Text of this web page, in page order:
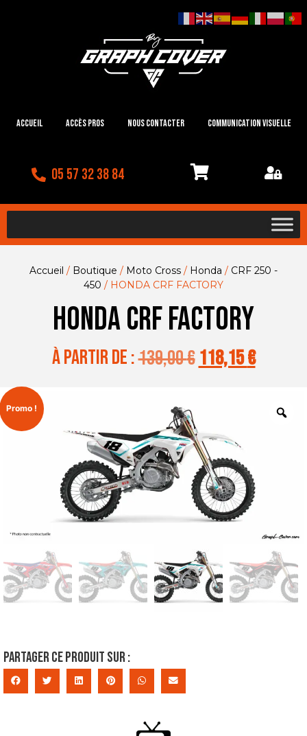
Accueil Accès Pros Nous contacter Communication visuelle
05 57 32 38 84
Accueil / Boutique / Moto Cross / Honda / CRF 250 -
450 / HONDA CRF FACTORY
HONDA CRF FACTORY
à partir de :139,00€ 118,15€
Promo !
Partager ce produit sur :